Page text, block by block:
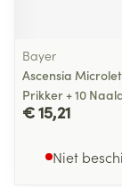
Bayer
Ascensia
Prikker + 10
€ 15,21
Niet